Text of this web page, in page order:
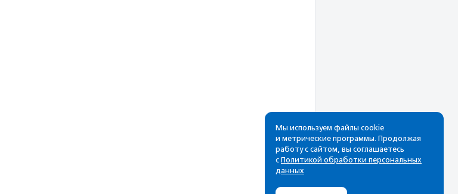
Мы используем файлы cookie
и метрические программы. Продолжая
работу с сайтом, вы соглашаетесь
с Политикой обработки персональных
данных